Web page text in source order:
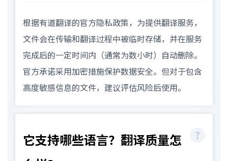
根据有道翻译的官方隐私政策，为提供翻译服务，
文件会在传输和翻译过程中被临时存储，并在服务
完成后的一定时间内（通常为数小时）自动删除。
官方承诺采用加密措施保护数据安全。但对于包含
高度敏感信息的文件，建议评估风险后使用。
它支持哪些语言？翻译质量怎